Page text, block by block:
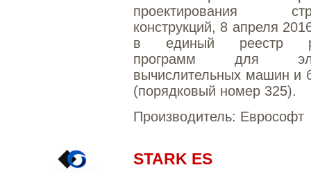
проектирования
конструкций, 8 апреля
в единый реестр
программ для
вычислительных машин и
(порядковый номер 325).
Производитель: Еврософт
STARK ES